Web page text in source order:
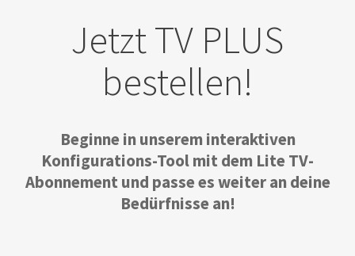
Jetzt TV PLUS
bestellen!
Beginne in unserem interaktiven
Konfigurations-Tool mit dem Lite TV-
Abonnement und passe es weiter an deine
Bedürfnisse an!